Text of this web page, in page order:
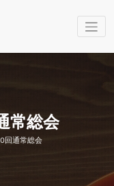
秋間みのり
群馬県安中市 秋間みのり
常総会
回通常総会